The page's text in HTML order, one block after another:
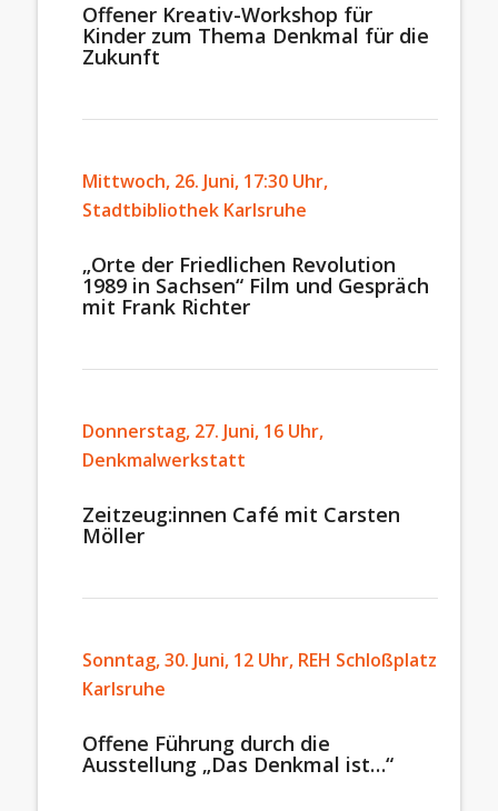
Offener Kreativ-Workshop für
Kinder zum Thema Denkmal für die
Zukunft
Mittwoch, 26. Juni, 17:30 Uhr,
Stadtbibliothek Karlsruhe
„Orte der Friedlichen Revolution
1989 in Sachsen“ Film und Gespräch
mit Frank Richter
Donnerstag, 27. Juni, 16 Uhr,
Denkmalwerkstatt
Zeitzeug:innen Café mit Carsten
Möller
Sonntag, 30. Juni, 12 Uhr, REH Schloßplatz
Karlsruhe
Offene Führung durch die
Ausstellung „Das Denkmal ist…“